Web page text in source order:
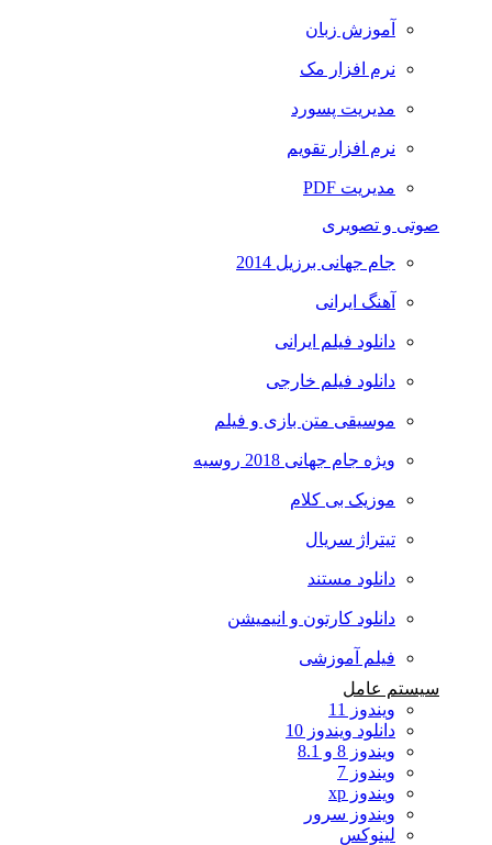
آموزش زبان
نرم افزار مک
مدیریت پسورد
نرم افزار تقویم
مدیریت PDF
صوتی و تصویری
جام جهانی برزیل 2014
آهنگ ایرانی
دانلود فیلم ایرانی
دانلود فیلم خارجی
موسیقی متن بازی و فیلم
ویژه جام جهانی 2018 روسیه
موزیک بی کلام
تیتراژ سریال
دانلود مستند
دانلود کارتون و انیمیشن
فیلم آموزشی
سیستم عامل
ویندوز 11
دانلود ویندوز 10
ویندوز 8 و 8.1
ویندوز 7
ویندوز xp
ویندوز سرور
لینوکس